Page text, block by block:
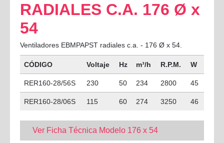
RADIALES C.A. 176 Ø x
54
Ventiladores EBMPAPST radiales c.a. - 176 Ø x 54.
CÓDIGO Voltaje Hz m³/h R.P.M. W
RER160-28/56S 230 50 234 2800 45
RER160-28/06S 115 60 274 3250 46
Ver Ficha Técnica Modelo 176 x 54